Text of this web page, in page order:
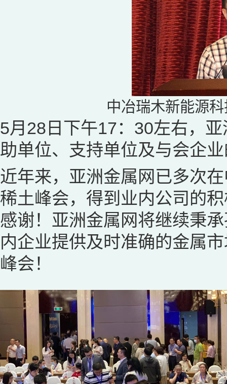
中冶瑞木新能源
5月28日下午17：30左右，
助单位、支持单位及与会企
近年来，亚洲金属网已多次
稀土峰会，得到业内公司的
感谢！亚洲金属网将继续秉
内企业提供及时准确的金属
峰会！